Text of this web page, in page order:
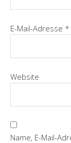
E-Mail-Adresse *
Website
Name, E-Mail-